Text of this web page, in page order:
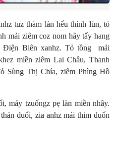
tuz thàm làn hểu thính lùn, tỏ
mải ziêm coz nom hây tẩy hang
Điện Biên xanhz. Tỏ tồng mải
miền ziêm Lai Châu, Thanh
Sùng Thị Chía, ziêm Phìng Hồ
máy tzuốngz pẹ làn miền nhây.
duổi, zia anhz mái thim duốn